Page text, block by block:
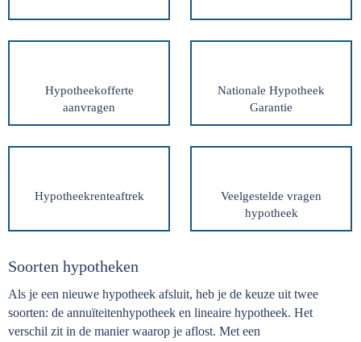
Hypotheekofferte
aanvragen
Nationale Hypotheek
Garantie
Hypotheekrenteaftrek
Veelgestelde vragen
hypotheek
Soorten hypotheken
Als je een nieuwe hypotheek afsluit, heb je de keuze uit twee
soorten: de annuïteitenhypotheek en lineaire hypotheek. Het
verschil zit in de manier waarop je aflost. Met een